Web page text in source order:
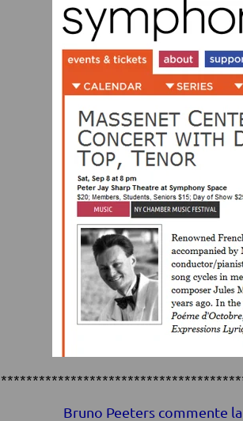
Bruno Peeters commente